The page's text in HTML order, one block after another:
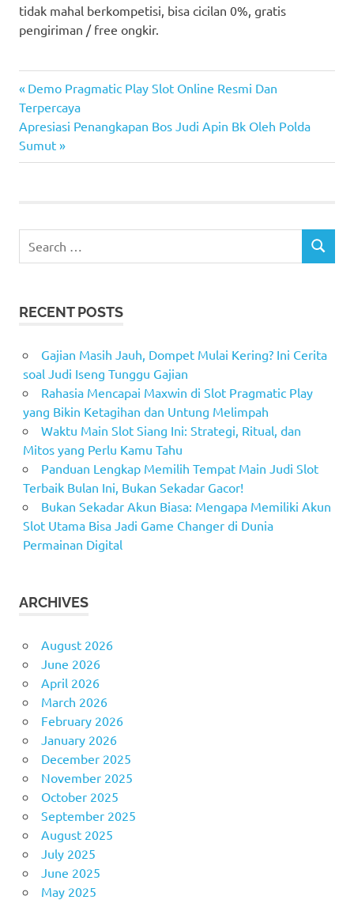
tidak mahal berkompetisi, bisa cicilan 0%, gratis
pengiriman / free ongkir.
soundbar
Post
navigation
Previous
Post:
Demo Pragmatic Play Slot Online Resmi Dan
Terpercaya
Next
Post:
Apresiasi Penangkapan Bos Judi Apin Bk Oleh Polda
Sumut
SEARCH
RECENT POSTS
Gajian Masih Jauh, Dompet Mulai Kering? Ini Cerita
soal Judi Iseng Tunggu Gajian
Rahasia Mencapai Maxwin di Slot Pragmatic Play
yang Bikin Ketagihan dan Untung Melimpah
Waktu Main Slot Siang Ini: Strategi, Ritual, dan
Mitos yang Perlu Kamu Tahu
Panduan Lengkap Memilih Tempat Main Judi Slot
Terbaik Bulan Ini, Bukan Sekadar Gacor!
Bukan Sekadar Akun Biasa: Mengapa Memiliki Akun
Slot Utama Bisa Jadi Game Changer di Dunia
Permainan Digital
ARCHIVES
August 2026
June 2026
April 2026
March 2026
February 2026
January 2026
December 2025
November 2025
October 2025
September 2025
August 2025
July 2025
June 2025
May 2025